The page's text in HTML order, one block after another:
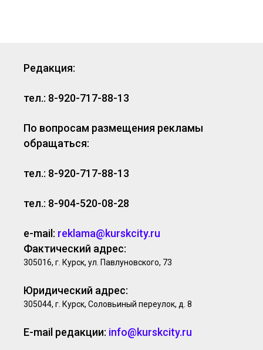
Редакция:
тел.: 8-920-717-88-13
По вопросам размещения рекламы
обращаться:
тел.: 8-920-717-88-13
тел.: 8-904-520-08-28
e-mail: reklama@kurskcity.ru
Фактический адрес:
305016, г. Курск, ул. Павлуновского, 73
Юридический адрес:
305044, г. Курск, Соловьиный переулок, д. 8
E-mail редакции: info@kurskcity.ru